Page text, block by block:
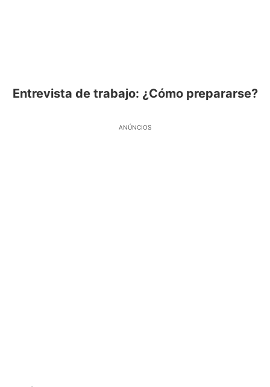
Entrevista de trabajo: ¿Cómo prepararse?
ANÚNCIOS